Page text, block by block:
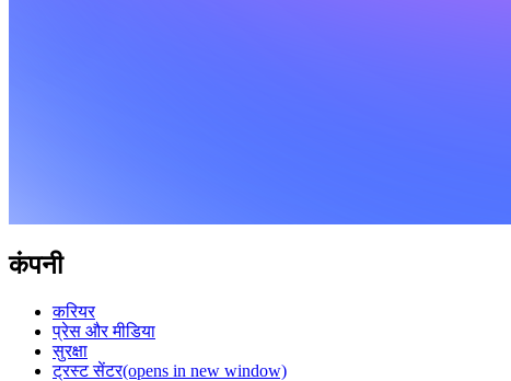
कंपनी
करियर
प्रेस और मीडिया
सुरक्षा
ट्रस्ट सेंटर(opens in new window)